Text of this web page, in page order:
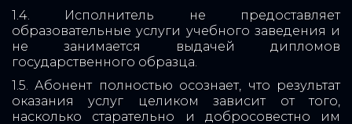
1.4. Исполнитель не предоставляет
образовательные услуги учебного заведения и
не занимается выдачей дипломов
государственного образца.
1.5. Абонент полностью осознает, что результат
оказания услуг целиком зависит от того,
насколько старательно и добросовестно им